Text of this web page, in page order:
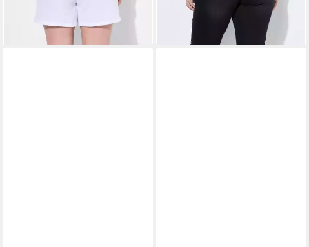
lieferbar - in 2-3 Werktagen bei dir lieferbar - in 2-3 Werktagen bei dir